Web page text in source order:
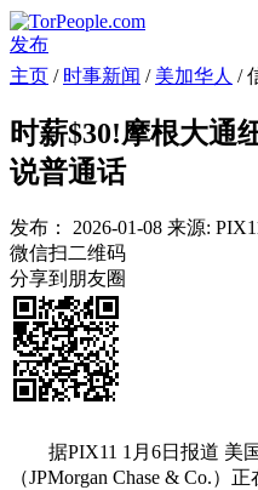
发布
主页 / 时事新闻 / 美加华人 /
时薪$30!摩根大通
说普通话
发布： 2026-01-08 来源:
微信扫二维码
分享到朋友圈
据PIX11 1月6日报道 美
（JPMorgan Chase & Co.）